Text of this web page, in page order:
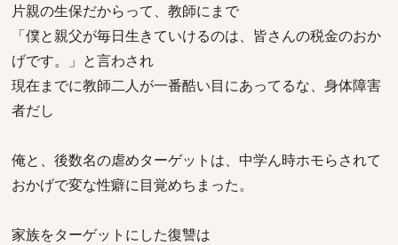
片親の生保だからって、教師にまで
「僕と親父が毎日生きていけるのは、皆さんの税金のおか
げです。」と言わされ
現在までに教師二人が一番酷い目にあってるな、身体障害
者だし
俺と、後数名の虐めターゲットは、中学ん時ホモらされて
おかげで変な性癖に目覚めちまった。
家族をターゲットにした復讐は